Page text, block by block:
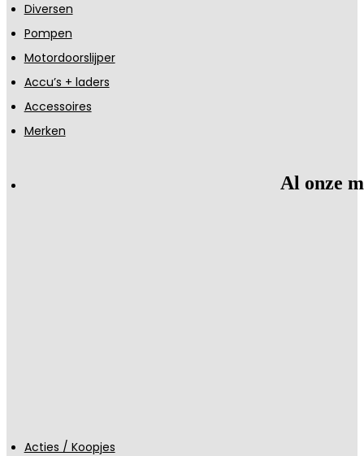
Diversen
Pompen
Motordoorslijper
Accu’s + laders
Accessoires
Merken
Al onze
Acties / Koopjes